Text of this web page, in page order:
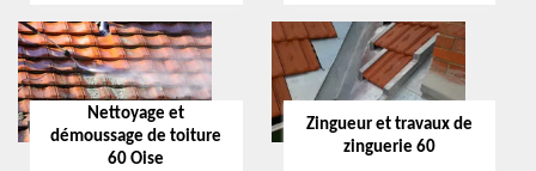
Nettoyage et
démoussage de toiture
60 Oise
Zingueur et travaux de
zinguerie 60